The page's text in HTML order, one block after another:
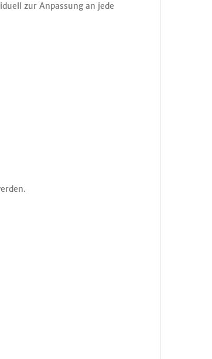
zur Anpassung an jede